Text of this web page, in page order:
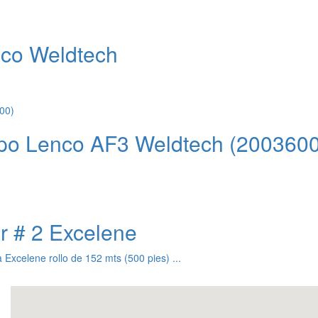
Weldtech
Lenco AF3 Weldtech
# 2 Excelene
rollo de 152 mts (500 pies) ...